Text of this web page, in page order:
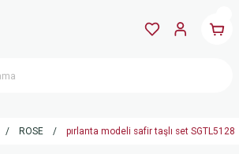
ROSE pırlanta modeli safir taşlı set SGTL5128